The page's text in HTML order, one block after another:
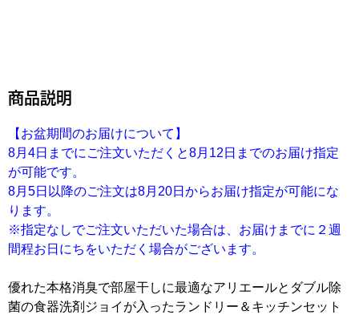
商品説明
【お盆期間のお届けについて】
8月4日までにご注文いただくと8月12日までのお届け指定
が可能です。
8月5日以降のご注文は8月20日からお届け指定が可能にな
ります。
※指定なしでご注文いただいた場合は、お届けまでに２週
間程お日にちをいただく場合がございます。
優れた本格消臭で部屋干しに最適なアリエールとダブル除
菌の食器洗剤ジョイが入ったランドリー＆キッチンセット